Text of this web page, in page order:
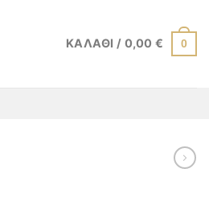
ΚΑΛΆΘΙ / 0,00€ 0